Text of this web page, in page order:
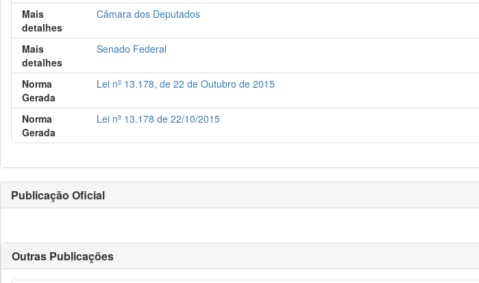
Mais
detalhes
Câmara dos Deputados
Mais
detalhes
Senado Federal
Norma
Gerada
Lei nº 13.178, de 22 de Outubro de 2015
Norma
Gerada
Lei nº 13.178 de 22/10/2015
Publicação Oficial
Outras Publicações